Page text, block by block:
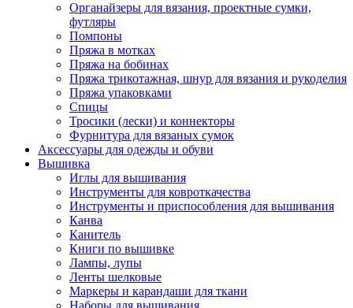
Органайзеры для вязания, проектные сумки,
футляры
Помпоны
Пряжа в мотках
Пряжа на бобинах
Пряжа трикотажная, шнур для вязания и рукоделия
Пряжа упаковками
Спицы
Тросики (лески) и коннекторы
Фурнитура для вязаных сумок
Аксессуары для одежды и обуви
Вышивка
Иглы для вышивания
Инструменты для ковроткачества
Инструменты и приспособления для вышивания
Канва
Канитель
Книги по вышивке
Лампы, лупы
Ленты шелковые
Маркеры и карандаши для ткани
Наборы для вышивания